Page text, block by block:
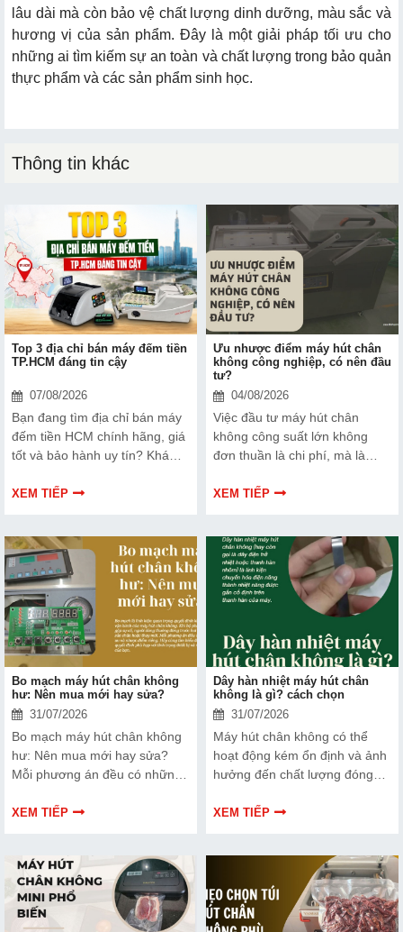
lâu dài mà còn bảo vệ chất lượng dinh dưỡng, màu sắc và
hương vị của sản phẩm. Đây là một giải pháp tối ưu cho
những ai tìm kiếm sự an toàn và chất lượng trong bảo quản
thực phẩm và các sản phẩm sinh học.
Thông tin khác
Top 3 địa chỉ bán máy đếm tiền
TP.HCM đáng tin cậy
07/08/2026
Bạn đang tìm địa chỉ bán máy
đếm tiền HCM chính hãng, giá
tốt và bảo hành uy tín? Khám
nhiều doanh nghiệp, cửa hàng
XEM TIẾP
Ưu nhược điểm máy hút chân
không công nghiệp, có nên đầu
tư?
04/08/2026
Việc đầu tư máy hút chân
không công suất lớn không
đơn thuần là chi phí, mà là
sản phẩm và nâng cao vị thế
điểm của thiết bị này để có
thêm thông tin và giúp bạn đưa
ra lựa chọn phù hợp, hiệu quả
hơn nhé!
XEM TIẾP
Bo mạch máy hút chân không
hư: Nên mua mới hay sửa?
31/07/2026
Bo mạch máy hút chân không
hư: Nên mua mới hay sửa?
Mỗi phương án đều có những
cùng tìm hiểu để đưa ra quyết
XEM TIẾP
Dây hàn nhiệt máy hút chân
không là gì? cách chọn
31/07/2026
Máy hút chân không có thể
hoạt động kém ổn định và ảnh
hưởng đến chất lượng đóng
Bài viết dưới đây sẽ giúp bạn
XEM TIẾP